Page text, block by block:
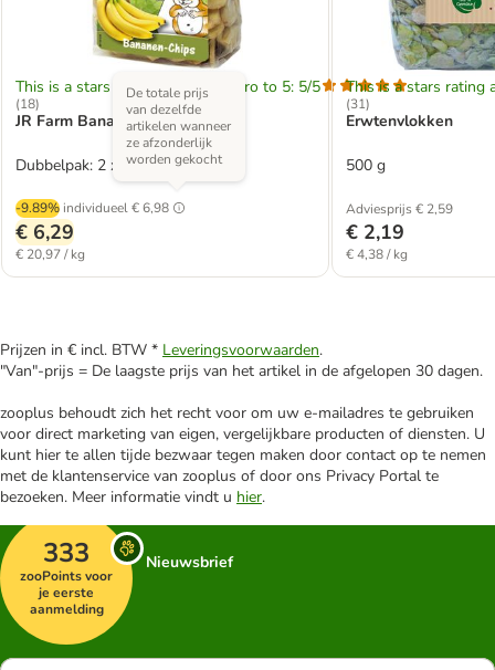
This is a stars rating area from zero to 5: 5/5
(18)
JR Farm Bananen-Chips
Dubbelpak: 2 x 150 g
-9.89% individueel€ 6,98
De totale prijs
van dezelfde
artikelen wanneer
ze afzonderlijk
worden gekocht
€ 6,29
€ 20,97 / kg
This is a stars rating
(31)
Erwtenvlokken
500 g
Adviesprijs € 2,59
€ 2,19
€ 4,38 / kg
Prijzen in € incl. BTW * Leveringsvoorwaarden.
"Van"-prijs = De laagste prijs van het artikel in de afgelopen 30 dagen.
zooplus behoudt zich het recht voor om uw e-mailadres te gebruiken
voor direct marketing van eigen, vergelijkbare producten of diensten. U
kunt hier te allen tijde bezwaar tegen maken door contact op te nemen
met de klantenservice van zooplus of door ons Privacy Portal te
bezoeken. Meer informatie vindt u hier.
333
zooPoints voor
je eerste
aanmelding
Nieuwsbrief